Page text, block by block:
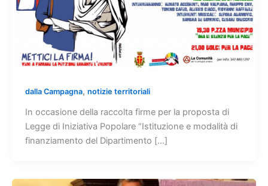
dalla Campagna, notizie territoriali
In occasione della raccolta firme per la proposta di
Legge di Iniziativa Popolare “Istituzione e modalità di
finanziamento del Dipartimento […]